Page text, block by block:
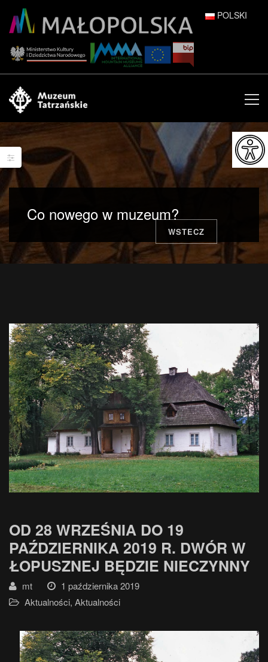
POLSKI
ENGLISH
ESPAÑOL
FRANÇAIS
ITALIANO
日本語
Co nowego w muzeum?
WSTECZ
OD 28 WRZEŚNIA DO 19
PAŹDZIERNIKA 2019 R. DWÓR W
ŁOPUSZNEJ BĘDZIE NIECZYNNY
mt
1 października 2019
Aktualności, Aktualności